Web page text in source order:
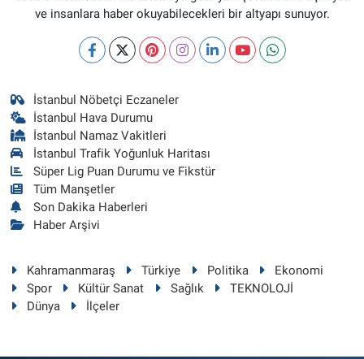
ve insanlara haber okuyabilecekleri bir altyapı sunuyor.
İstanbul Nöbetçi Eczaneler
İstanbul Hava Durumu
İstanbul Namaz Vakitleri
İstanbul Trafik Yoğunluk Haritası
Süper Lig Puan Durumu ve Fikstür
Tüm Manşetler
Son Dakika Haberleri
Haber Arşivi
Kahramanmaraş Türkiye Politika
Ekonomi
Spor
Kültür Sanat Sağlık
TEKNOLOJİ
Dünya
İlçeler